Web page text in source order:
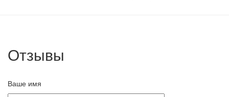
Отзывы
Ваше имя